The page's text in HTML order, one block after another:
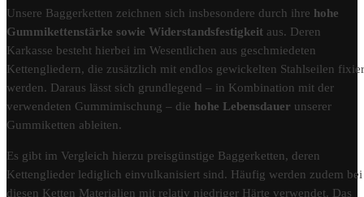
Unsere Baggerketten zeichnen sich insbesondere durch ihre hohe
Gummikettenstärke sowie Widerstandsfestigkeit aus. Deren
Karkasse besteht hierbei im Wesentlichen aus geschmiedeten
Kettengliedern, die zusätzlich mit endlos gewickelten Stahlseilen
werden. Daraus lässt sich grundlegend – in Kombination mit der
verwendeten Gummimischung – die hohe Lebensdauer unserer
Gummiketten ableiten.
Es gibt im Vergleich hierzu preisgünstige Baggerketten, deren
Kettenglieder lediglich einvulkanisiert sind. Häufig werden zudem bei
diesen Ketten Materialien mit relativ niedriger Härte verwendet. Das